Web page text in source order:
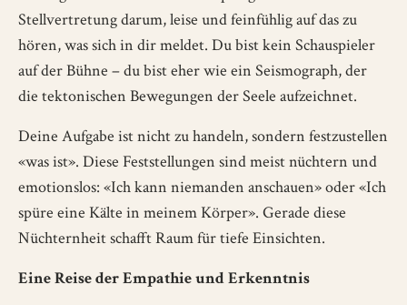
Stellvertretung darum, leise und feinfühlig auf das zu
hören, was sich in dir meldet. Du bist kein Schauspieler
auf der Bühne – du bist eher wie ein Seismograph, der
die tektonischen Bewegungen der Seele aufzeichnet.
Deine Aufgabe ist nicht zu handeln, sondern festzustellen
«was ist». Diese Feststellungen sind meist nüchtern und
emotionslos: «Ich kann niemanden anschauen» oder «Ich
spüre eine Kälte in meinem Körper». Gerade diese
Nüchternheit schafft Raum für tiefe Einsichten.
Eine Reise der Empathie und Erkenntnis